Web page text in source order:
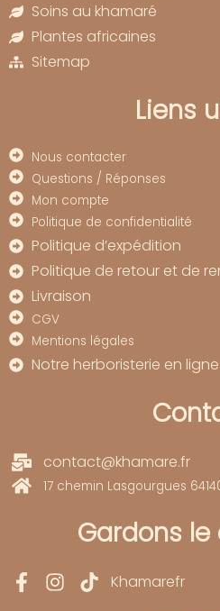
Soins au khamaré
Plantes africaines
Sitemap
Liens
Nous contacter
Questions / Réponses
Mon compte
Politique de confidentialité
Politique d’expédition
Politique de retour et de
Livraison
CGV
Mentions légales
Notre herboristerie en ligne
contact@khamare.fr
17 chemin Lasgourgues
Gardons
Khamarefr